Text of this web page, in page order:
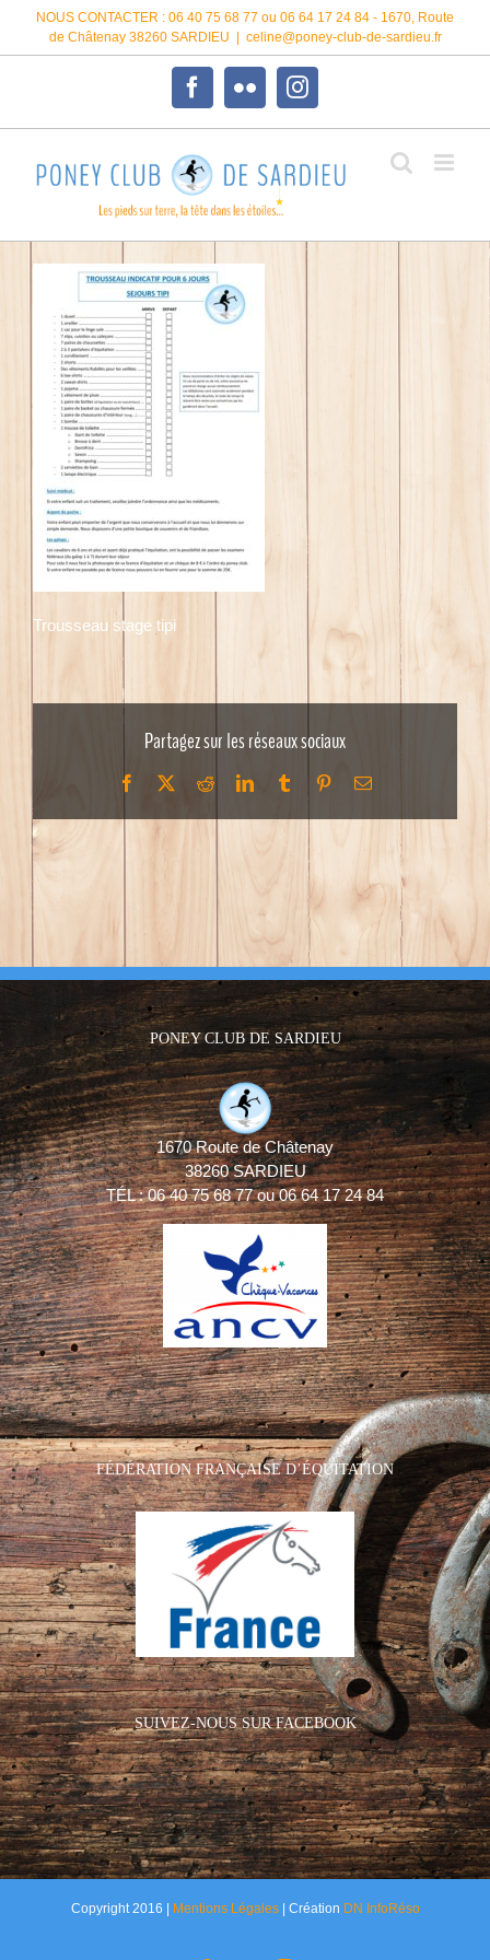
Passer
contenu
NOUS CONTACTER : 06 40 75 68 77 ou 06 64 17 24 84 - 1670, Route
de Châtenay 38260 SARDIEU
celine@poney-club-de-sardieu.fr
FacebookFlickrInstagram
Trousseau stage tipi
Partagez sur les réseaux sociaux
Facebook RedditLinkedInTumblr PinterestEmail
PONEY CLUB DE SARDIEU
1670 Route de Châtenay
38260 SARDIEU
TÉL : 06 40 75 68 77 ou 06 64 17 24 84
FÉDÉRATION FRANÇAISE D’ÉQUITATION
SUIVEZ-NOUS SUR FACEBOOK
Copyright 2016 | Mentions Légales| Création DN InfoRéso